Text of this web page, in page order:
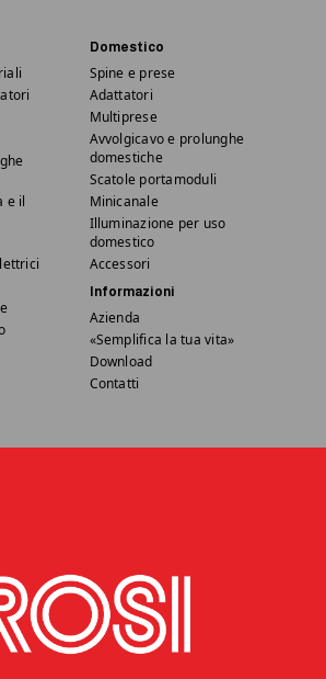
e il
Domestico
Spine e prese
Adattatori
Multiprese
Avvolgicavo e prolunghe
domestiche
Scatole portamoduli
Minicanale
Illuminazione per uso
domestico
Accessori
Informazioni
Azienda
«Semplifica la tua vita»
Download
Contatti